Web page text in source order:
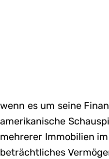
wenn es um seine
amerikanische
mehrerer Immobilien
beträchtliches